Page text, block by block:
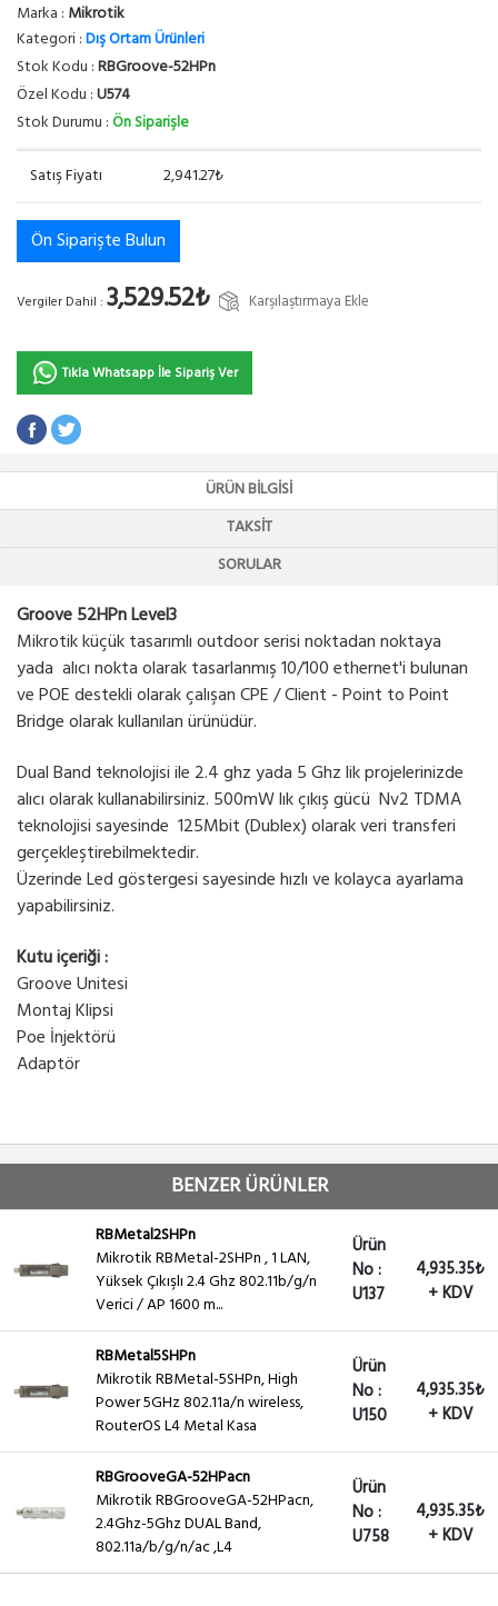
Marka : Mikrotik
Kategori :Dış Ortam Ürünleri
Stok Kodu :RBGroove-52HPn
Özel Kodu :U574
Stok Durumu :Ön Siparişle
Satış Fiyatı 2,941.27₺
Ön Siparişte Bulun
Vergiler Dahil : 3,529.52₺ Karşılaştırmaya Ekle
Tıkla Whatsapp İle Sipariş Ver
ÜRÜN BILGISI
TAKSIT
SORULAR
Groove 52HPn Level3
Mikrotik küçük tasarımlı outdoor serisi noktadan noktaya
yada alıcı nokta olarak tasarlanmış 10/100 ethernet'i bulunan
ve POE destekli olarak çalışan CPE / Client - Point to Point
Bridge olarak kullanılan ürünüdür.
Dual Band teknolojisi ile 2.4 ghz yada 5 Ghz lik projelerinizde
alıcı olarak kullanabilirsiniz. 500mW lık çıkış gücü Nv2 TDMA
teknolojisi sayesinde 125Mbit (Dublex) olarak veri transferi
gerçekleştirebilmektedir.
Üzerinde Led göstergesi sayesinde hızlı ve kolayca ayarlama
yapabilirsiniz.
Kutu içeriği :
Groove Unitesi
Montaj Klipsi
Poe İnjektörü
Adaptör
BENZER ÜRÜNLER
RBMetal2SHPn
Mikrotik RBMetal-2SHPn , 1 LAN,
Yüksek Çıkışlı 2.4 Ghz 802.11b/g/n
Verici / AP 1600 m...
Ürün
No :
U137
4,935.35₺
+ KDV
RBMetal5SHPn
Mikrotik RBMetal-5SHPn, High
Power 5GHz 802.11a/n wireless,
RouterOS L4 Metal Kasa
Ürün
No :
U150
4,935.35₺
+ KDV
RBGrooveGA-52HPacn
Mikrotik RBGrooveGA-52HPacn,
2.4Ghz-5Ghz DUAL Band,
802.11a/b/g/n/ac ,L4
Ürün
No :
U758
4,935.35₺
+ KDV